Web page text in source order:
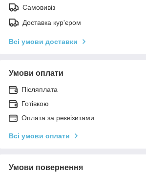
Самовивіз
Доставка кур'єром
Всі умови доставки
Умови оплати
Післяплата
Готівкою
Оплата за реквізитами
Всі умови оплати
Умови повернення